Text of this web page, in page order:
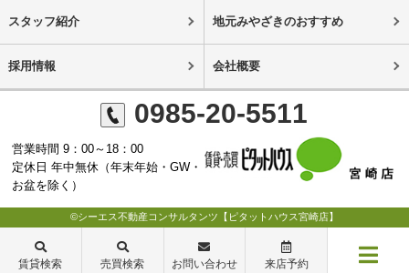
スタッフ紹介 地元みやざきのおすすめ
採用情報 会社概要
0985-20-5511
営業時間 9：00～18：00
定休日 年中無休（年末年始・GW・
お盆を除く）
©シーエス不動産コンサルタンツ【ピタットハウス宮崎店】
賃貸検索 売買検索 お問い合わせ 来店予約